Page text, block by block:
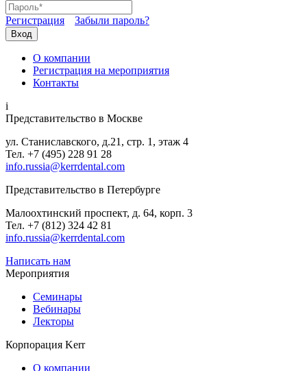
Регистрация Забыли пароль?
Вход
О компании
Регистрация на мероприятия
Контакты
i
Представительство в Москве
ул. Станиславского, д.21, стр. 1, этаж 4
Тел. +7 (495) 228 91 28
info.russia@kerrdental.com
Представительство в Петербурге
Малоохтинский проспект, д. 64, корп. 3
Тел. +7 (812) 324 42 81
info.russia@kerrdental.com
Написать нам
Мероприятия
Семинары
Вебинары
Лекторы
Корпорация Kerr
О компании